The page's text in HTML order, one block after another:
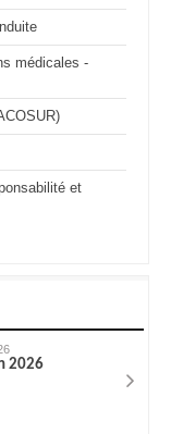
médicales -
et
2026